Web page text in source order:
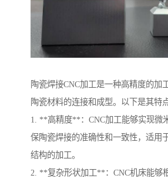
陶瓷焊接CNC加工是一种高精度的加
陶瓷材料的连接和成型。以下是其特点
1. **高精度**：CNC加工能够实现微
保陶瓷焊接的准确性和一致性，适用
结构的加工。
2. **复杂形状加工**：CNC机床能够